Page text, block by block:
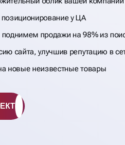
2ГИС
у ЦА
продажи на 98% из
сайта, улучшив репутацию в
новые неизвестные товары